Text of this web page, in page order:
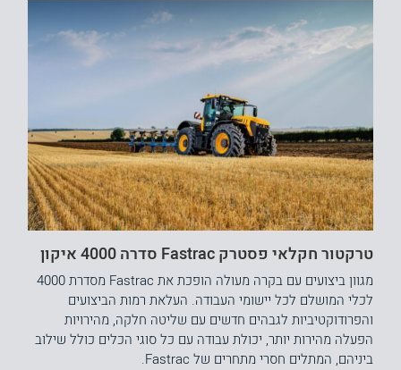
טרקטור חקלאי פסטרק Fastrac סדרה 4000 איקון
מגוון ביצועים עם בקרה מעולה הופכת את Fastrac מסדרת 4000
לכלי המושלם לכל יישומי העבודה. העלאת רמות הביצועים
והפרודוקטיביות לגבהים חדשים עם שליטה חלקה, מהירויות
הפעלה מהירות יותר, יכולת עבודה עם כל סוגי הכלים כולל שילוב
ביניהם, המתלים חסרי מתחרים של Fastrac.